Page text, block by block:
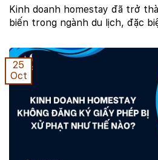
Kinh doanh homestay đã trở
biến trong ngành du lịch, đặc
không chỉ cơ hội kinh doanh
25
Oct